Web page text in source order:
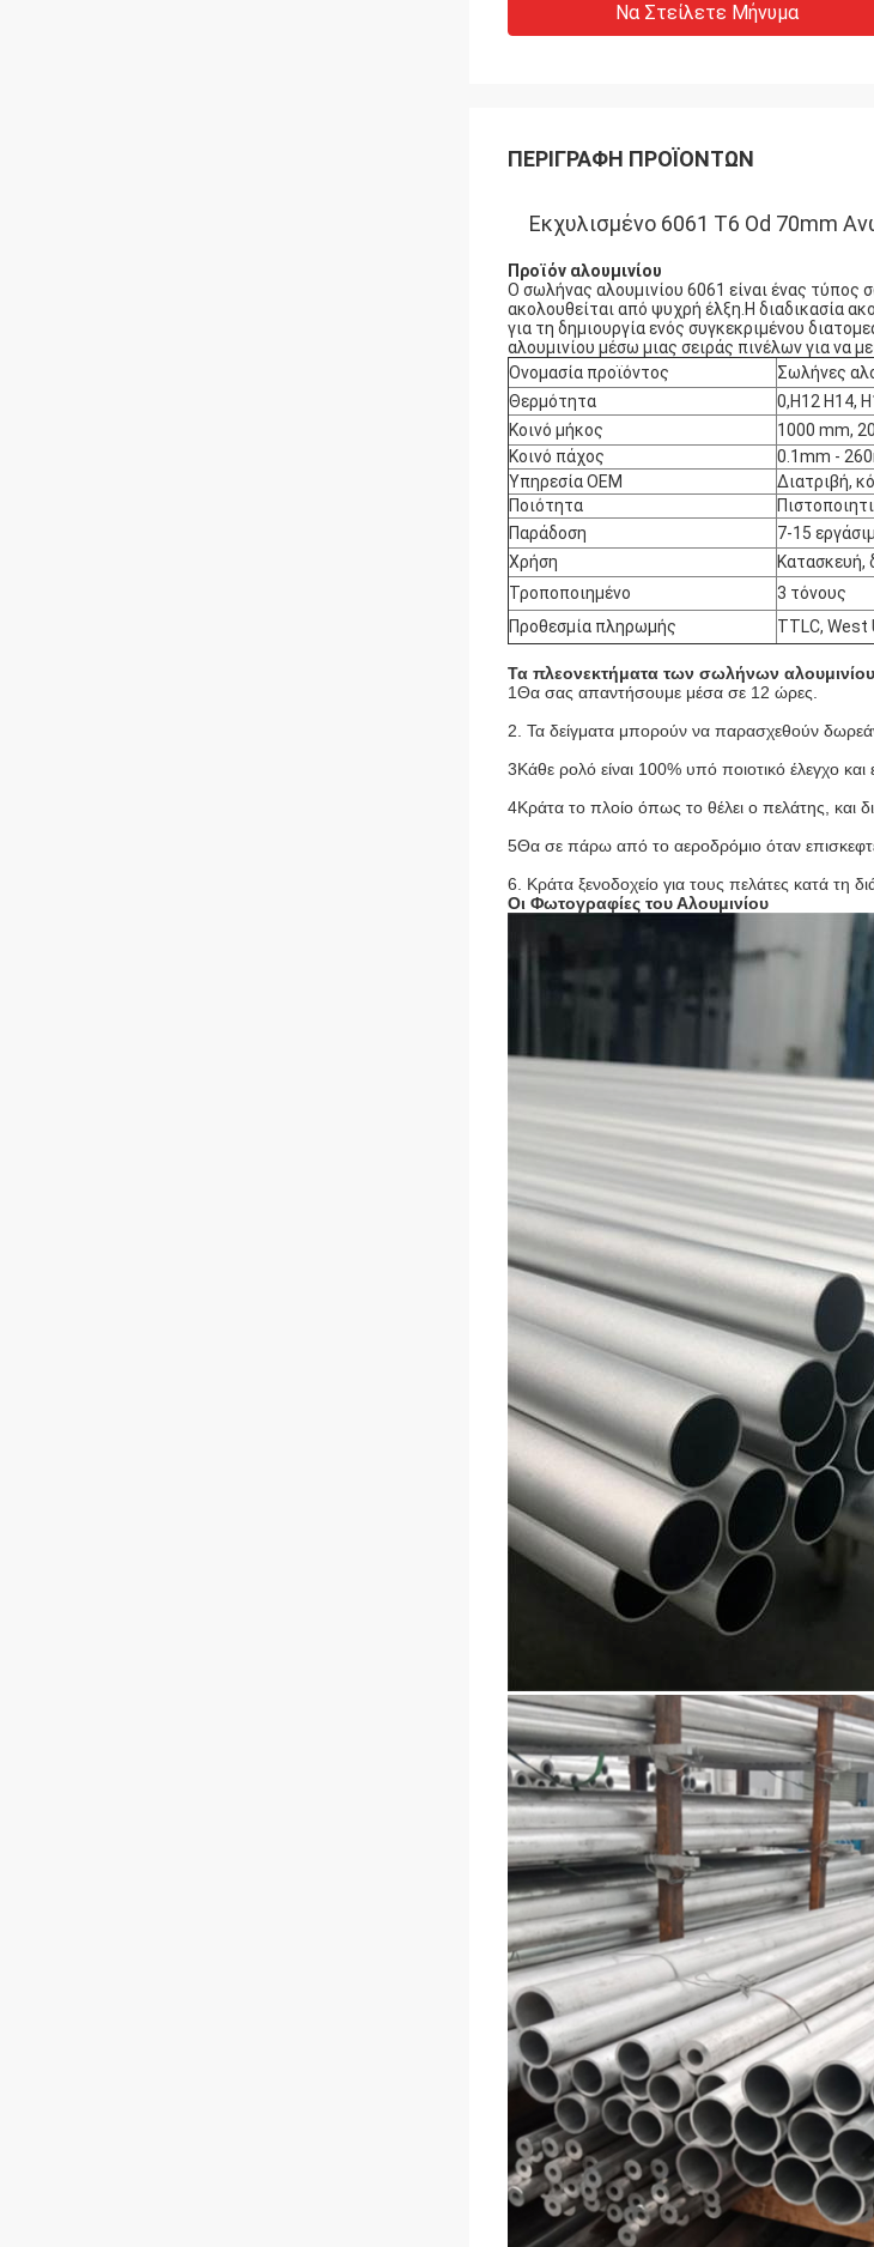
Να Στείλετε Μήνυμα
ΠΕΡΙΓΡΑΦΉ ΠΡΟΪΌΝΤΩΝ
Εκχυλισμένο 6061 T6 Od 70mm
Προϊόν αλουμινίου
Ο σωλήνας αλουμινίου 6061 είναι ένας τύπος
ακολουθείται από ψυχρή έλξη.Η διαδικασία
για τη δημιουργία ενός συγκεκριμένου
αλουμινίου μέσω μιας σειράς πινέλων για να
Ονομασία προϊόντος
Σωλήνες
Θερμότητα
0,H12 H14,
Κοινό μήκος
1000 mm,
Κοινό πάχος
0.1mm -
Υπηρεσία OEM
Διατριβή,
Ποιότητα
Παράδοση
7-15
Χρήση
Κατασκευή,
Τροποποιημένο
3 τόνους
Προθεσμία πληρωμής
TTLC, West
Τα πλεονεκτήματα των σωλήνων αλουμινίου
1Θα σας απαντήσουμε μέσα σε 12 ώρες.
2. Τα δείγματα μπορούν να παρασχεθούν
3Κάθε ρολό είναι 100% υπό ποιοτικό έλεγχο
4Κράτα το πλοίο όπως το θέλει ο πελάτης, και
5Θα σε πάρω από το αεροδρόμιο όταν
6. Κράτα ξενοδοχείο για τους πελάτες κατά τη
Οι Φωτογραφίες του Αλουμινίου